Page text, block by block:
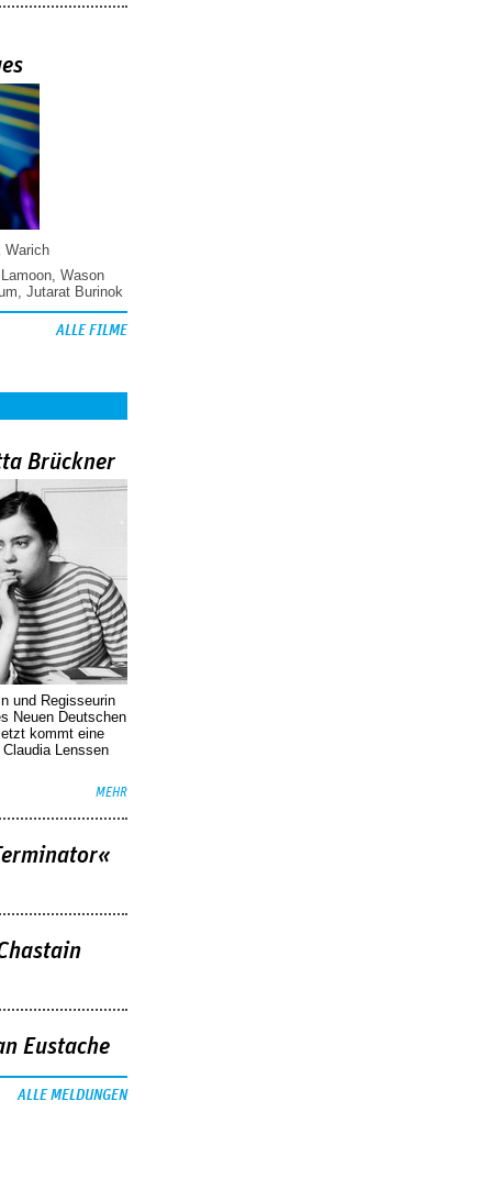
Warich
Wason
Jutarat Burinok
ALLE FILME
Brückner
und Regisseurin
Neuen Deutschen
kommt eine
Lenssen
MEHR
Eustache
ALLE MELDUNGEN